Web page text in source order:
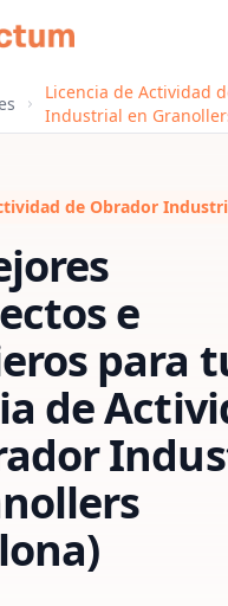
Licencia de Actividad
Industrial en
de Obrador
e
para
de